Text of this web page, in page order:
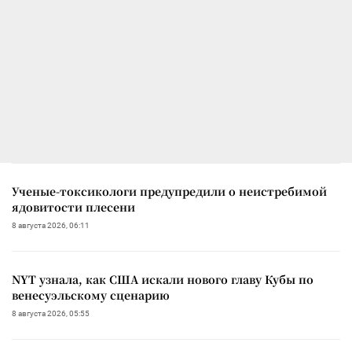
Ученые-токсикологи предупредили о неистребимой
ядовитости плесени
8 августа 2026, 06:11
NYT узнала, как США искали нового главу Кубы по
венесуэльскому сценарию
8 августа 2026, 05:55